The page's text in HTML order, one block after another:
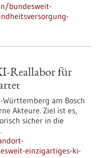
bundesweit-
Reallabor für
Württemberg am Bosch
Akteure. Ziel ist es,
sicher in die
einzigartiges-ki-